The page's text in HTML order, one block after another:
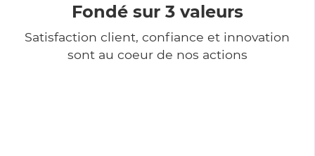
Fondé sur 3 valeurs
Satisfaction client, confiance et innovation
sont au coeur de nos actions